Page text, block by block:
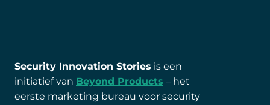
Security Innovation Stories is een
initiatief van Beyond Products – het
eerste marketing bureau voor security